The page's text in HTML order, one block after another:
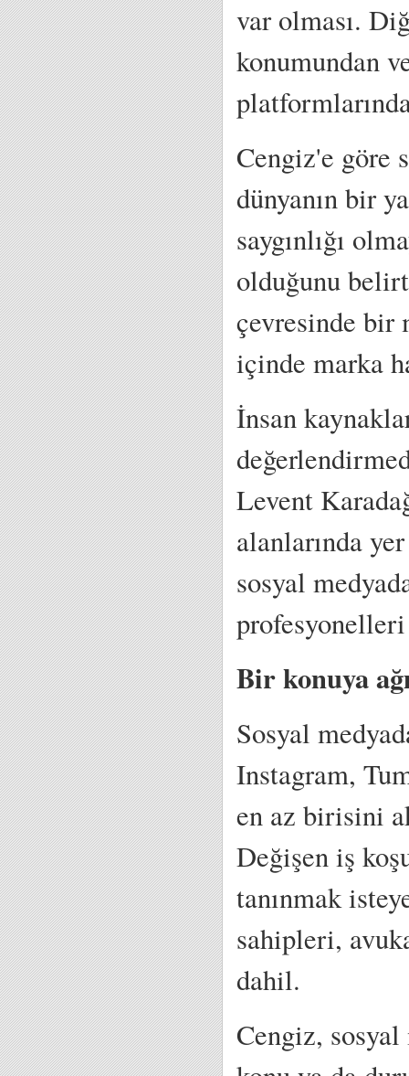
var olması.
konumundan
Cengiz'e göre
dünyanın bir
saygınlığı
olduğunu
çevresinde bir
içinde marka
İnsan
Levent
alanlarında
sosyal
Bir konuya
Sosyal
Instagram,
en az birisini
Değişen iş
tanınmak
sahipleri,
dahil.
Cengiz,